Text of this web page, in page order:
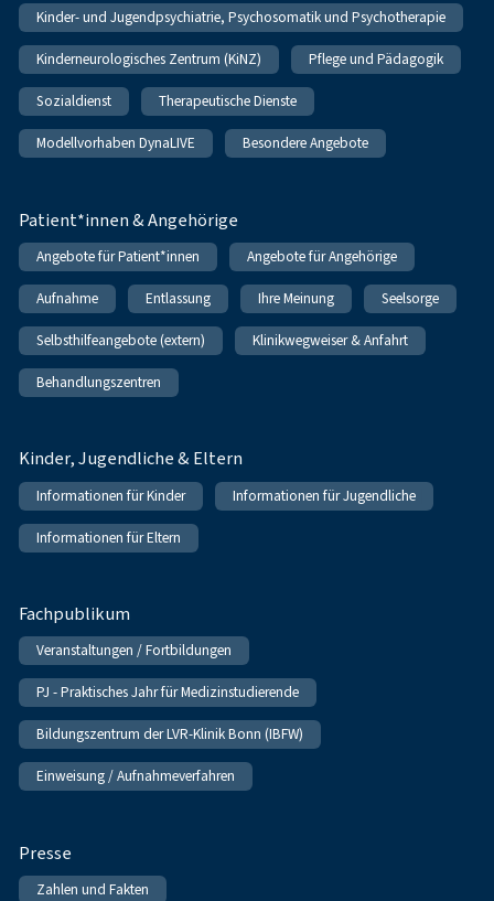
Kinder- und Jugendpsychiatrie, Psychosomatik und Psychotherapie
Kinderneurologisches Zentrum (KiNZ) Pflege und Pädagogik
Sozialdienst Therapeutische Dienste
Modellvorhaben DynaLIVE Besondere Angebote
Patient*innen & Angehörige
Angebote für Patient*innen Angebote für Angehörige
Aufnahme Entlassung Ihre Meinung Seelsorge
Selbsthilfeangebote (extern) Klinikwegweiser & Anfahrt
Behandlungszentren
Kinder, Jugendliche & Eltern
Informationen für Kinder Informationen für Jugendliche
Informationen für Eltern
Fachpublikum
Veranstaltungen / Fortbildungen
PJ - Praktisches Jahr für Medizinstudierende
Bildungszentrum der LVR-Klinik Bonn (IBFW)
Einweisung / Aufnahmeverfahren
Presse
Zahlen und Fakten